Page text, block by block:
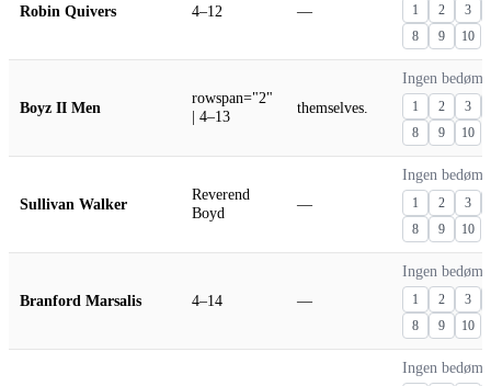
Robin Quivers 4–12 — 1 2
3
8
9 10
Boyz II Men
rowspan="2"
| 4–13
themselves.
Ingen
1 2
3
8
9 10
Sullivan Walker
Reverend
Boyd
—
Ingen
1 2
3
8
9 10
Branford Marsalis 4–14 —
Ingen
1 2
3
8
9 10
Ingen